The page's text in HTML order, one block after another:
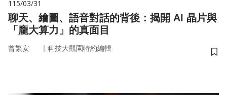
115/03/31
聊天、繪圖、語音對話的背後：揭開 AI 晶片與
「龐大算力」的真面目
曾繁安 ｜ 科技大觀園特約編輯
儲